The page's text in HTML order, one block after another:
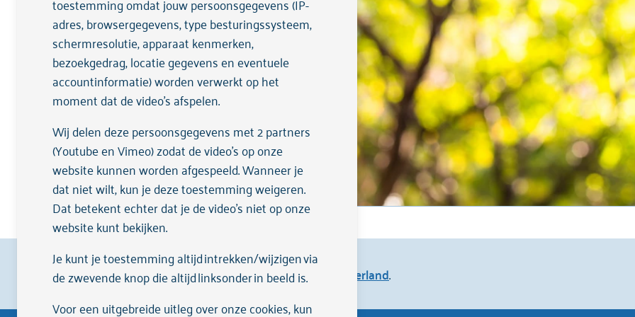
Cliënten beoordelen ons met een9,1opZorgkaart Nederland.
adres, browsergegevens, type besturingssysteem,
schermresolutie, apparaat kenmerken,
bezoekgedrag, locatie gegevens en eventuele
accountinformatie) worden verwerkt op het
moment dat de video's afspelen.
Wij delen deze persoonsgegevens met 2 partners
(Youtube en Vimeo) zodat de video's op onze
website kunnen worden afgespeeld. Wanneer je
dat niet wilt, kun je deze toestemming weigeren.
Dat betekent echter dat je de video’s niet op onze
website kunt bekijken.
Je kunt je toestemming altijd intrekken/wijzigen via
de zwevende knop die altijd linksonder in beeld is.
Voor een uitgebreide uitleg over onze cookies, kun